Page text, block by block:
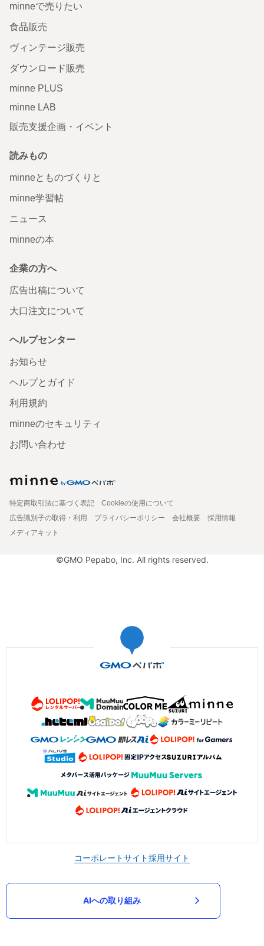
minneで売りたい
食品販売
ヴィンテージ販売
ダウンロード販売
minne PLUS
minne LAB
販売支援企画・イベント
読みもの
minneとものづくりと
minne学習帖
ニュース
minneの本
企業の方へ
広告出稿について
大口注文について
ヘルプセンター
お知らせ
ヘルプとガイド
利用規約
minneのセキュリティ
お問い合わせ
特定商取引法に基づく表記
Cookieの使用について
広告識別子の取得・利用
プライバシーポリシー 会社概要
採用情報
メディアキット
©GMO Pepabo, Inc. All rights reserved.
コーポレートサイト採用サイト
AIへの取り組み